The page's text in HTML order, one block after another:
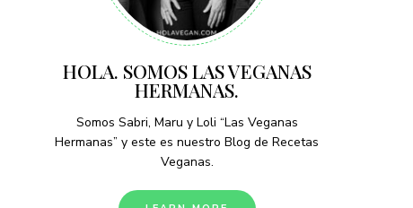
HOLA. SOMOS LAS VEGANAS
HERMANAS.
Somos Sabri, Maru y Loli “Las Veganas
Hermanas” y este es nuestro Blog de Recetas
Veganas.